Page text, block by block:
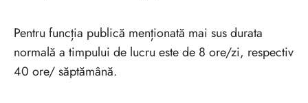
Pentru funcția publică menționată mai sus durata
normală a timpului de lucru este de 8 ore/zi, respectiv
40 ore/ săptămână.